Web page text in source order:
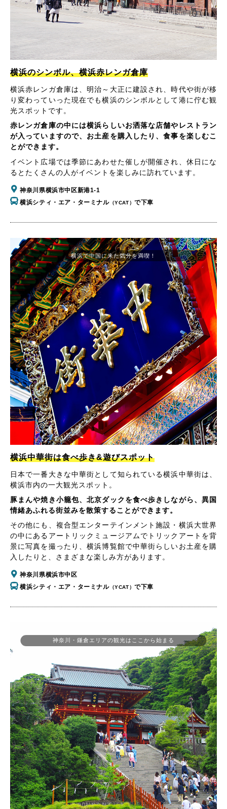
横浜のシンボル、横浜赤レンガ倉庫
横浜赤レンガ倉庫は、明治～大正に建設され、時代や街が移
り変わっていった現在でも横浜のシンボルとして港に佇む観
光スポットです。
赤レンガ倉庫の中には横浜らしいお洒落な店舗やレストラン
が入っていますので、お土産を購入したり、食事を楽しむこ
とができます。
イベント広場では季節にあわせた催しが開催され、休日にな
るとたくさんの人がイベントを楽しみに訪れています。
神奈川県横浜市中区新港1-1
横浜シティ・エア・ターミナル（YCAT）で下車
横浜中華街は食べ歩き&遊びスポット
日本で一番大きな中華街として知られている横浜中華街は、
横浜市内の一大観光スポット。
豚まんや焼き小籠包、北京ダックを食べ歩きしながら、異国
情緒あふれる街並みを散策することができます。
その他にも、複合型エンターテインメント施設・横浜大世界
の中にあるアートリックミュージアムでトリックアートを背
景に写真を撮ったり、横浜博覧館で中華街らしいお土産を購
入したりと、さまざまな楽しみ方があります。
神奈川県横浜市中区
横浜シティ・エア・ターミナル（YCAT）で下車
横浜で中国に来た気分を満喫！
神奈川・鎌倉エリアの観光はここから始まる